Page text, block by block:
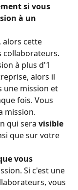
si vous
à un
alors cette
collaborateurs.
à plus d'1
alors il
une mission et
fois. Vous
mission.
qui sera visible
que sur votre
vous
Si c'est une
vous